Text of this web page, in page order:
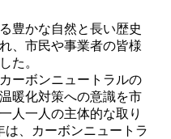
豊かな自然と長い歴史
、市民や事業者の皆様
た。
ーボンニュートラルの
暖化対策への意識を市
人一人の主体的な取り
、カーボンニュートラ